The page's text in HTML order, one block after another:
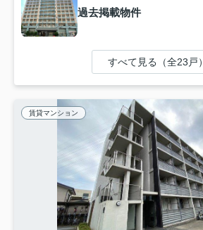
過去掲載物件
すべて見る（全23戸）
賃貸マンション